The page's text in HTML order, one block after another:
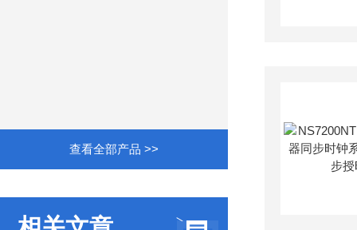
查看全部产品 >>